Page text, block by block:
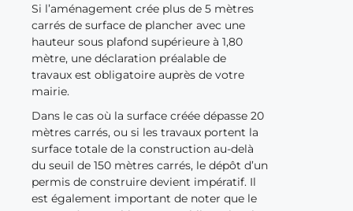
Si l’aménagement crée plus de 5 mètres
carrés de surface de plancher avec une
hauteur sous plafond supérieure à 1,80
mètre, une déclaration préalable de
travaux est obligatoire auprès de votre
mairie.
Dans le cas où la surface créée dépasse 20
mètres carrés, ou si les travaux portent la
surface totale de la construction au-delà
du seuil de 150 mètres carrés, le dépôt d’un
permis de construire devient impératif. Il
est également important de noter que le